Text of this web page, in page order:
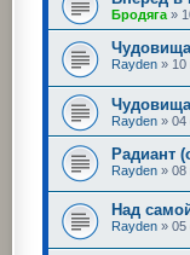
Бродяга »
Чудовища
Rayden » 10
Rayden » 04
Радиант
Rayden » 08
Над
Rayden » 05